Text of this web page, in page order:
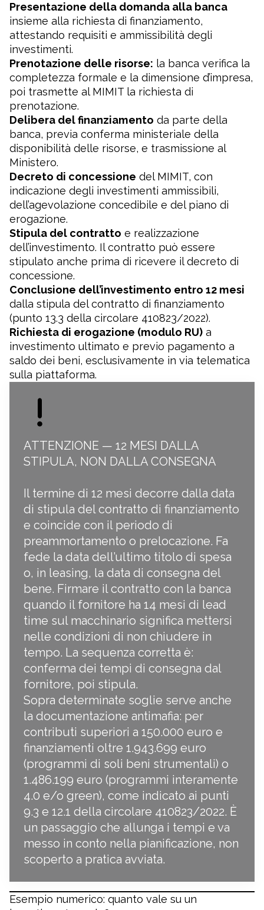
Presentazione della domanda alla banca
insieme alla richiesta di finanziamento,
attestando requisiti e ammissibilità degli
investimenti.
Prenotazione delle risorse: la banca verifica la
completezza formale e la dimensione d’impresa,
poi trasmette al MIMIT la richiesta di
prenotazione.
Delibera del finanziamento da parte della
banca, previa conferma ministeriale della
disponibilità delle risorse, e trasmissione al
Ministero.
Decreto di concessione del MIMIT, con
indicazione degli investimenti ammissibili,
dell’agevolazione concedibile e del piano di
erogazione.
Stipula del contratto e realizzazione
dell’investimento. Il contratto può essere
stipulato anche prima di ricevere il decreto di
concessione.
Conclusione dell’investimento entro 12 mesi
dalla stipula del contratto di finanziamento
(punto 13.3 della circolare 410823/2022).
Richiesta di erogazione (modulo RU) a
investimento ultimato e previo pagamento a
saldo dei beni, esclusivamente in via telematica
sulla piattaforma.
ATTENZIONE — 12 MESI DALLA
STIPULA, NON DALLA CONSEGNA
Il termine di 12 mesi decorre dalla data
di stipula del contratto di finanziamento
e coincide con il periodo di
preammortamento o prelocazione. Fa
fede la data dell’ultimo titolo di spesa
o, in leasing, la data di consegna del
bene. Firmare il contratto con la banca
quando il fornitore ha 14 mesi di lead
time sul macchinario significa mettersi
nelle condizioni di non chiudere in
tempo. La sequenza corretta è:
conferma dei tempi di consegna dal
fornitore, poi stipula.
Sopra determinate soglie serve anche
la documentazione antimafia: per
contributi superiori a 150.000 euro e
finanziamenti oltre 1.943.699 euro
(programmi di soli beni strumentali) o
1.486.199 euro (programmi interamente
4.0 e/o green), come indicato ai punti
9.3 e 12.1 della circolare 410823/2022. È
un passaggio che allunga i tempi e va
messo in conto nella pianificazione, non
scoperto a pratica avviata.
Esempio numerico: quanto vale su un